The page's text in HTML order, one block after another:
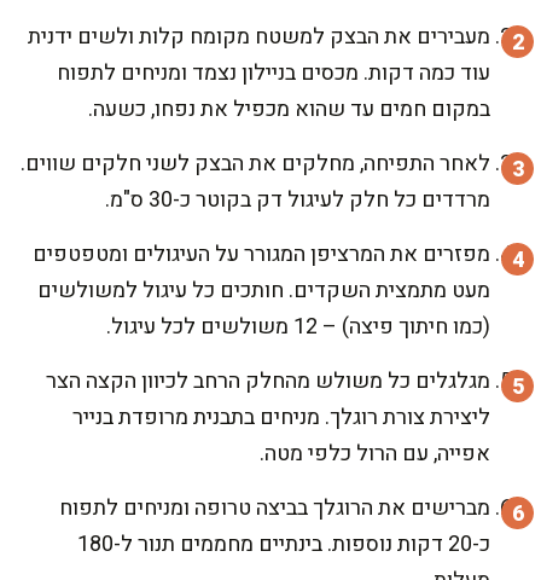
מעבירים את הבצק למשטח מקומח קלות ולשים ידנית
עוד כמה דקות. מכסים בניילון נצמד ומניחים לתפוח
במקום חמים עד שהוא מכפיל את נפחו, כשעה.
לאחר התפיחה, מחלקים את הבצק לשני חלקים שווים.
מרדדים כל חלק לעיגול דק בקוטר כ-30 ס"מ.
מפזרים את המרציפן המגורר על העיגולים ומטפטפים
מעט מתמצית השקדים. חותכים כל עיגול למשולשים
(כמו חיתוך פיצה) – 12 משולשים לכל עיגול.
מגלגלים כל משולש מהחלק הרחב לכיוון הקצה הצר
ליצירת צורת רוגלך. מניחים בתבנית מרופדת בנייר
אפייה, עם הרול כלפי מטה.
מברישים את הרוגלך בביצה טרופה ומניחים לתפוח
כ-20 דקות נוספות. בינתיים מחממים תנור ל-180